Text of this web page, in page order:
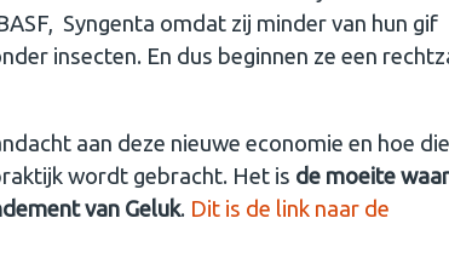
Syngenta omdat zij minder van hun gif
insecten. En dus beginnen ze een
aan deze nieuwe economie en hoe die
wordt gebracht. Het is de moeite
van Geluk. Dit is de link naar de